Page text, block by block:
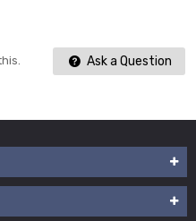
Ask a Question